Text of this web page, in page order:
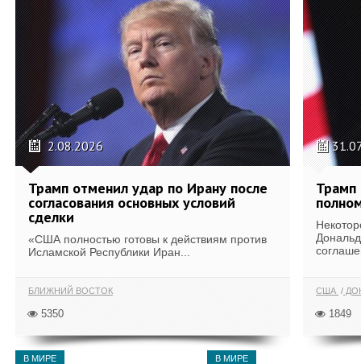
2.08.2026
Трамп отменил удар по Ирану после
согласования основных условий
сделки
«США полностью готовы к действиям против
Исламской Республики Иран...
БЛИЖНИЙ ВОСТОК
5350
Трамп
США
1849
В МИРЕ В МИРЕ